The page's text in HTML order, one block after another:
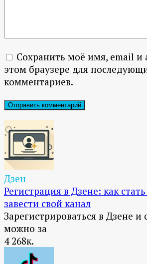
Сохранить моё имя, email и
этом браузере для
комментариев.
Дзен
Регистрация в Дзене: как
завести свой канал
Зарегистрироваться в Дзене и
можно за
4 268к.